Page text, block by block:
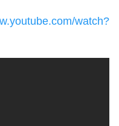
watch?